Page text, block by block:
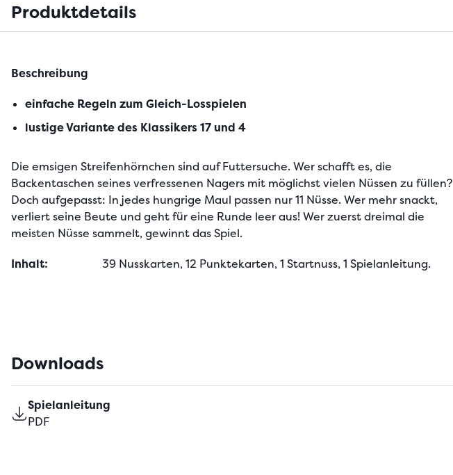
Produktdetails
Beschreibung
einfache Regeln zum Gleich-Losspielen
lustige Variante des Klassikers 17 und 4
Die emsigen Streifenhörnchen sind auf Futtersuche. Wer schafft es, die
Backentaschen seines verfressenen Nagers mit möglichst vielen Nüssen zu füllen?
Doch aufgepasst: In jedes hungrige Maul passen nur 11 Nüsse. Wer mehr snackt,
verliert seine Beute und geht für eine Runde leer aus! Wer zuerst dreimal die
meisten Nüsse sammelt, gewinnt das Spiel.
Inhalt: 39 Nusskarten, 12 Punktekarten, 1 Startnuss, 1 Spielanleitung.
Downloads
Spielanleitung
PDF